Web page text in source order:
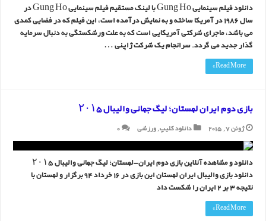
دانلود فیلم سینمایی Gung Ho با لینک مستقیم فیلم سینمایی Gung Ho در
سال 1986 در آمریکا ساخته و به نمایش درآمده است، این فیلم که در فضایی کمدی
می باشد، ماجرای شرکتی آمریکایی است که به علت ورشکستگی به دنبال سرمایه
گذار جدید می گردد. سرانجام یک شرکت ژاپنی …
Read More »
بازی دوم ایران لهستان؛ لیگ جهانی والیبال ۲۰۱۵
ژوئن 7, 2015 دانلود کلیپ,ورزشی 0
دانلود و مشاهده آنلاین بازی دوم ایران-لهستان؛ لیگ جهانی والیبال ۲۰۱۵
دانلود بازی والیبال ایران لهستان این بازی در 16 خرداد 94 برگزار و لهستان با
نتیجه 3 بر 2 ایران را شکست داد
Read More »